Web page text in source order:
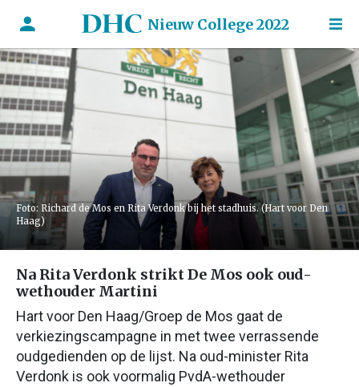
Nieuw College 2022
Foto: Richard de Mos en Rita Verdonk bij het stadhuis. (Hart voor Den
Haag)
Na Rita Verdonk strikt De Mos ook oud-
wethouder Martini
Hart voor Den Haag/Groep de Mos gaat de
verkiezingscampagne in met twee verrassende
oudgedienden op de lijst. Na oud-minister Rita
Verdonk is ook voormalig PvdA-wethouder